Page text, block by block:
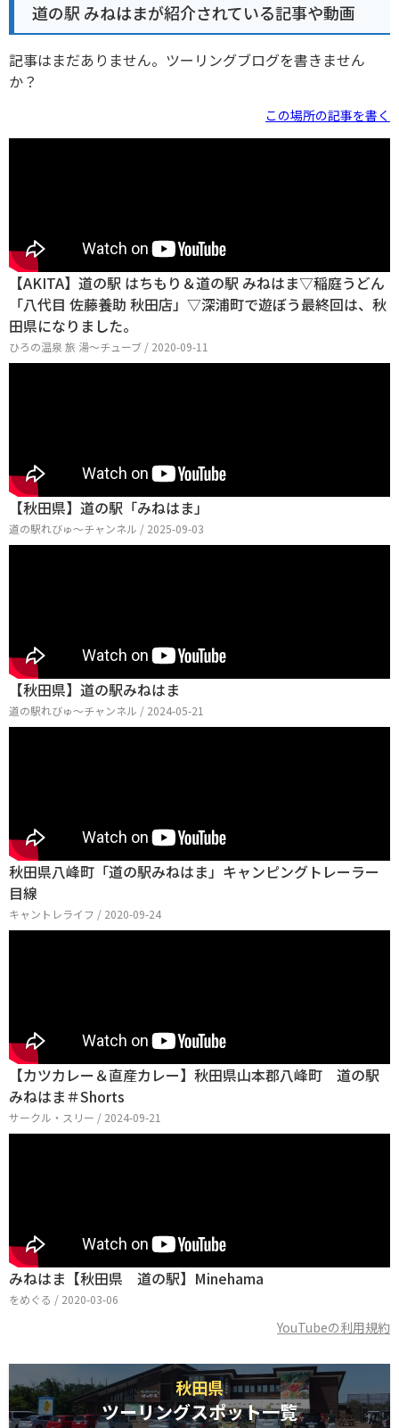
道の駅 みねはまが紹介されている記事や動画
記事はまだありません。ツーリングブログを書きません
か？
この場所の記事を書く
【AKITA】道の駅 はちもり＆道の駅 みねはま▽稲庭うどん
「八代目 佐藤養助 秋田店」▽深浦町で遊ぼう最終回は、秋
田県になりました。
ひろの温泉 旅 湯～チューブ / 2020-09-11
【秋田県】道の駅「みねはま」
道の駅れびゅ〜チャンネル / 2025-09-03
【秋田県】道の駅みねはま
道の駅れびゅ〜チャンネル / 2024-05-21
秋田県八峰町「道の駅みねはま」キャンピングトレーラー
目線
キャントレライフ / 2020-09-24
【カツカレー＆直産カレー】秋田県山本郡八峰町 道の駅
みねはま＃Shorts
サークル・スリー / 2024-09-21
みねはま【秋田県 道の駅】Minehama
をめぐる / 2020-03-06
YouTubeの利用規約
秋田県
ツーリングスポット一覧